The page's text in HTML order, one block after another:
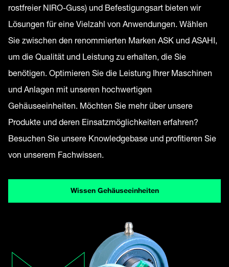
rostfreier NIRO-Guss) und Befestigungsart bieten wir
Lösungen für eine Vielzahl von Anwendungen. Wählen
Sie zwischen den renommierten Marken ASK und ASAHI,
um die Qualität und Leistung zu erhalten, die Sie
benötigen. Optimieren Sie die Leistung Ihrer Maschinen
und Anlagen mit unseren hochwertigen
Gehäuseeinheiten. Möchten Sie mehr über unsere
Produkte und deren Einsatzmöglichkeiten erfahren?
Besuchen Sie unsere Knowledgebase und profitieren Sie
von unserem Fachwissen.
Wissen Gehäuseeinheiten